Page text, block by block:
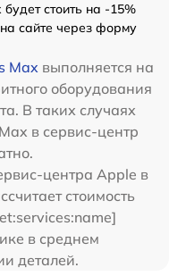
стоить на -15%
сайте через форму
Max выполняется на
оборудования
В таких случаях
в сервис-центр
центра Apple в
стоимость
в среднем
деталей.